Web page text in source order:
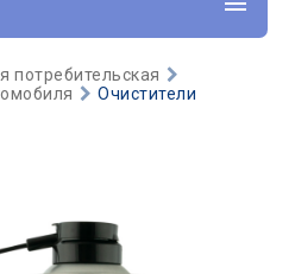
потребительская
Очистители